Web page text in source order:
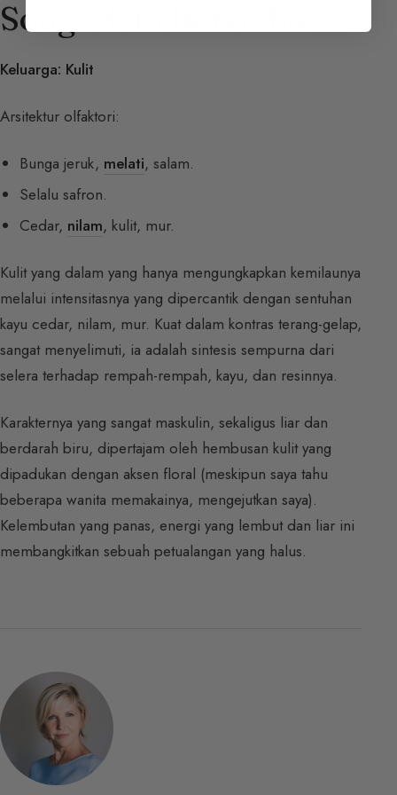
Songe d’un Bois d’Été
Keluarga: Kulit
Arsitektur olfaktori:
Bunga jeruk, melati, salam.
Selalu safron.
Cedar, nilam, kulit, mur.
Kulit yang dalam yang hanya mengungkapkan kemilaunya
melalui intensitasnya yang dipercantik dengan sentuhan
kayu cedar, nilam, mur. Kuat dalam kontras terang-gelap,
sangat menyelimuti, ia adalah sintesis sempurna dari
selera terhadap rempah-rempah, kayu, dan resinnya.
Karakternya yang sangat maskulin, sekaligus liar dan
berdarah biru, dipertajam oleh hembusan kulit yang
dipadukan dengan aksen floral (meskipun saya tahu
beberapa wanita memakainya, mengejutkan saya).
Kelembutan yang panas, energi yang lembut dan liar ini
membangkitkan sebuah petualangan yang halus.